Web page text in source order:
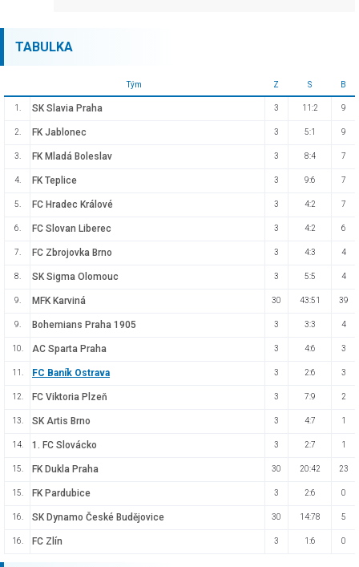
TABULKA
Tým Z S B
1. SK Slavia Praha 3 11:2 9
2. FK Jablonec 3 5:1 9
3. FK Mladá Boleslav 3 8:4 7
4. FK Teplice 3 9:6 7
5. FC Hradec Králové 3 4:2 7
6. FC Slovan Liberec 3 4:2 6
7. FC Zbrojovka Brno 3 4:3 4
8. SK Sigma Olomouc 3 5:5 4
9. MFK Karviná 30 43:51 39
9. Bohemians Praha 1905 3 3:3 4
10. AC Sparta Praha 3 4:6 3
11. FC Baník Ostrava 3 2:6 3
12. FC Viktoria Plzeň 3 7:9 2
13. SK Artis Brno 3 4:7 1
14. 1. FC Slovácko 3 2:7 1
15. FK Dukla Praha 30 20:42 23
15. FK Pardubice 3 2:6 0
16. SK Dynamo České Budějovice 30 14:78 5
16. FC Zlín 3 1:6 0